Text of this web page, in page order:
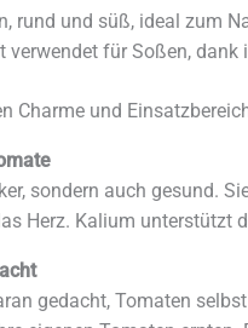
rund und süß, ideal zum
verwendet für Soßen, dank
Charme und
sondern auch gesund.
Herz. Kalium unterstützt
gedacht, Tomaten